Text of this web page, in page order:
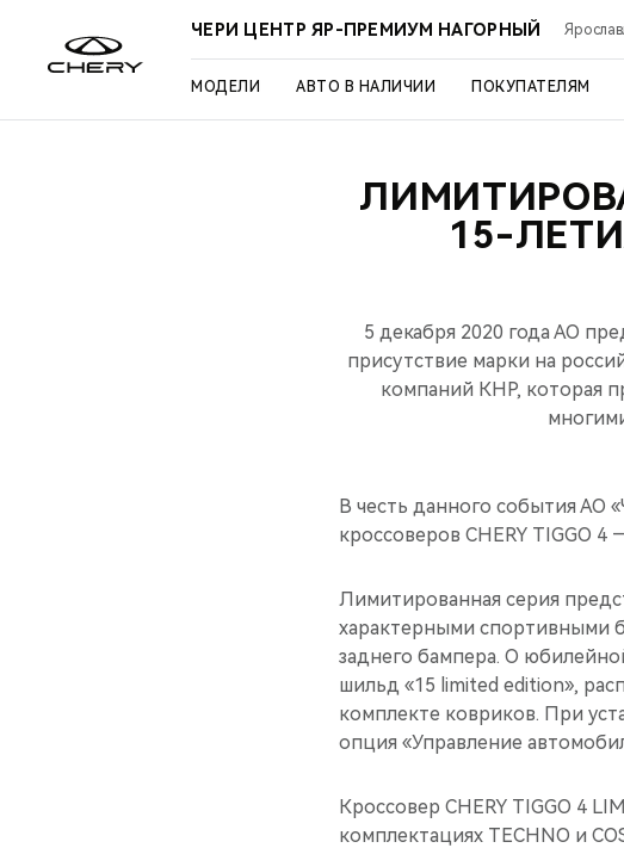
ЧЕРИ ЦЕНТР ЯР-ПРЕМИУМ НАГОРНЫЙ
МОДЕЛИ АВТО В НАЛИЧИИ ПОКУПАТЕЛЯМ
15-
5 декабря 2020 года АО
присутствие марки на
компаний КНР, которая
В честь данного события
кроссоверов CHERY TIGGO
Лимитированная серия
характерными спортивными
заднего бампера. О
шильд «15 limited edition»,
комплекте ковриков. При
опция «Управление
Кроссовер CHERY TIGGO 4
комплектациях TECHNO и